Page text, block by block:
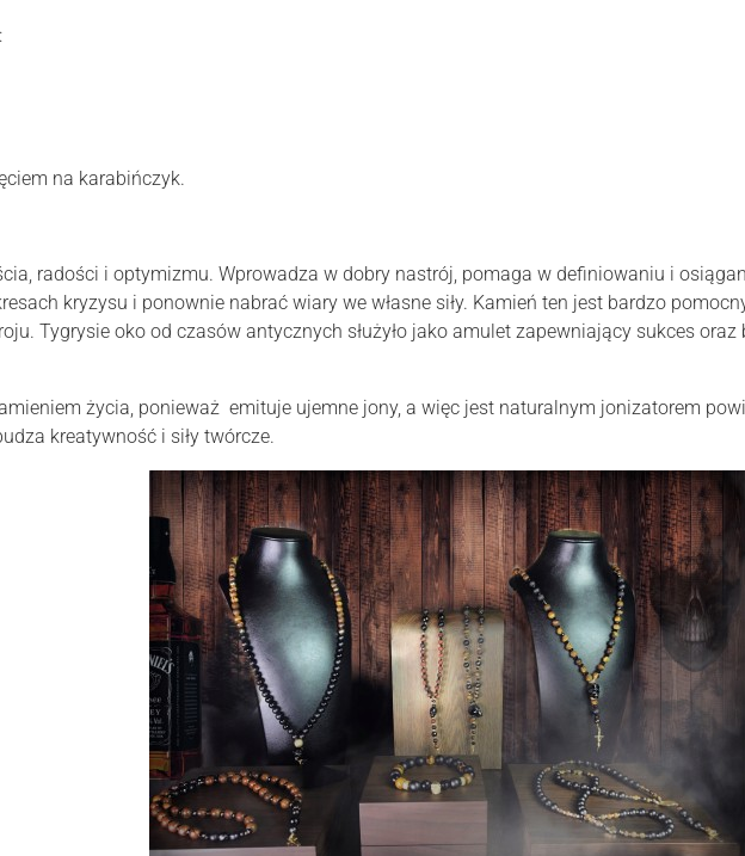
na karabińczyk.
radości i optymizmu. Wprowadza w dobry nastrój, pomaga w definiowaniu i
kryzysu i ponownie nabrać wiary we własne siły. Kamień ten jest bardzo
Tygrysie oko od czasów antycznych służyło jako amulet zapewniający sukces
życia, ponieważ emituje ujemne jony, a więc jest naturalnym jonizatorem
kreatywność i siły twórcze.